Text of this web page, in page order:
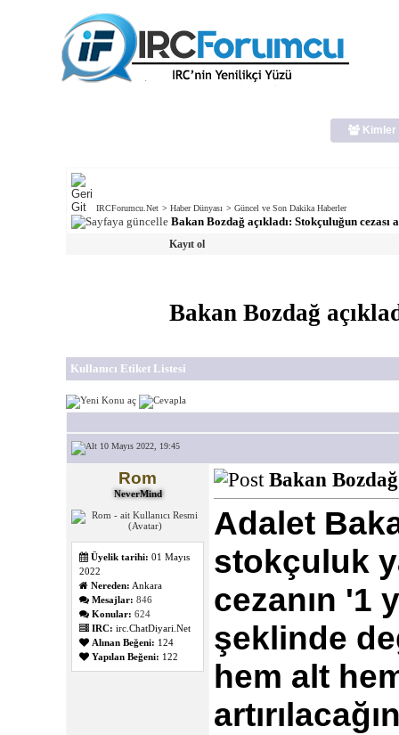
Kimler
IRCForumcu.Net > Haber Dünyası > Güncel ve Son Dakika Haberler
Bakan Bozdağ açıkladı: Stokçuluğun cezası
Kayıt ol
Bakan Bozdağ
Kullanıcı Etiket Listesi
10 Mayıs 2022, 19:45
Rom
NeverMind
Üyelik tarihi: 01 Mayıs
2022
Nereden: Ankara
Mesajlar: 846
Konular: 624
IRC: irc.ChatDiyari.Net
Alınan Beğeni: 124
Yapılan Beğeni: 122
Bakan
Adalet
stokçuluk
cezanın '1
şeklinde
hem alt